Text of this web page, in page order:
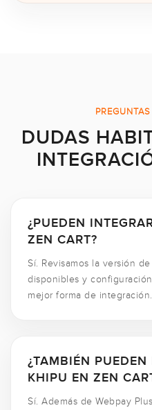
DUDAS
¿PUEDEN
ZEN CART?
Sí. Revisamos la versión
disponibles y
mejor forma de integración.
¿TAMBIÉN PUEDEN
KHIPU EN ZEN
Sí. Además de Webpay